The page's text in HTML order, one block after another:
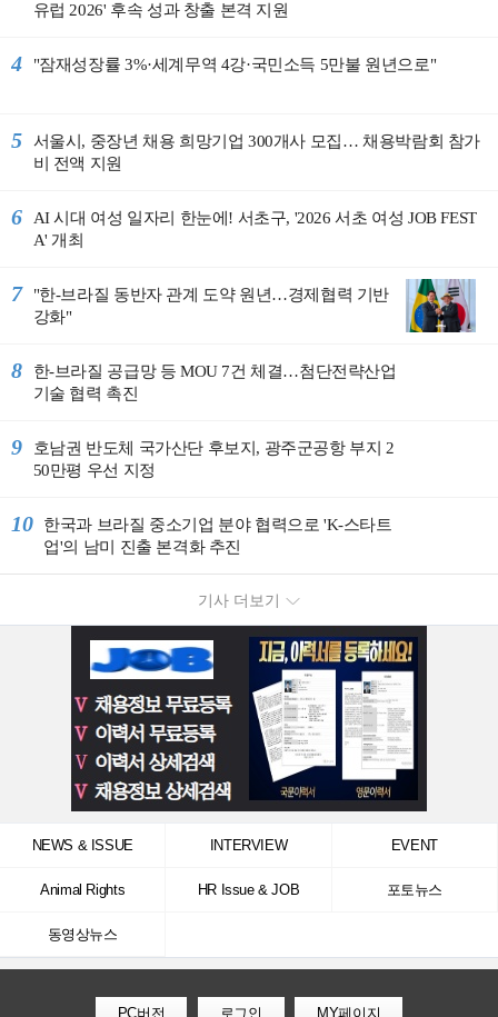
유럽 2026' 후속 성과 창출 본격 지원
4 "잠재성장률 3%·세계무역 4강·국민소득 5만불 원년으로"
5
서울시, 중장년 채용 희망기업 300개사 모집… 채용박람회 참가
비 전액 지원
6
AI 시대 여성 일자리 한눈에! 서초구, '2026 서초 여성 JOB FEST
A' 개최
7
"한-브라질 동반자 관계 도약 원년…경제협력 기반
강화"
8
한-브라질 공급망 등 MOU 7건 체결…첨단전략산업
기술 협력 촉진
9
호남권 반도체 국가산단 후보지, 광주군공항 부지 2
50만평 우선 지정
10
한국과 브라질 중소기업 분야 협력으로 'K-스타트
업'의 남미 진출 본격화 추진
기사 더보기
NEWS & ISSUE INTERVIEW EVENT
Animal Rights HR Issue & JOB 포토뉴스
동영상뉴스
PC버전 로그인 MY페이지